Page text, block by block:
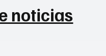
noticias